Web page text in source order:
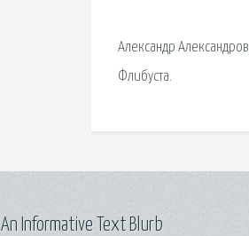
Александр
Флибуста.
An Informative Text Blurb